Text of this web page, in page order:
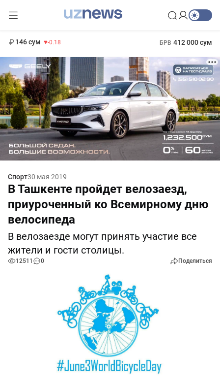
146 сум -0.18 БРВ 412 000 сум
Спорт30 мая 2019
В Ташкенте пройдет велозаезд,
приуроченный ко Всемирному дню
велосипеда
В велозаезде могут принять участие все
жители и гости столицы.
12511 0 Поделиться